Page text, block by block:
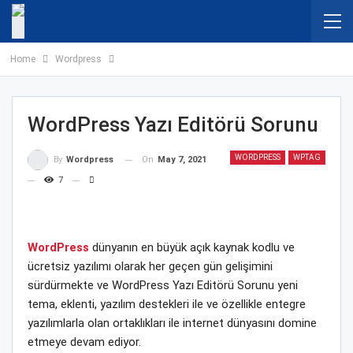
Home Wordpress
WordPress Yazı Editörü Sorunu
WORDPRESS WPTAG
By Wordpress On May 7, 2021
7
WordPress dünyanın en büyük açık kaynak kodlu ve
ücretsiz yazılımı olarak her geçen gün gelişimini
sürdürmekte ve WordPress Yazı Editörü Sorunu yeni
tema, eklenti, yazılım destekleri ile ve özellikle entegre
yazılımlarla olan ortaklıkları ile internet dünyasını domine
etmeye devam ediyor.